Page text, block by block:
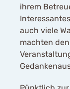
ihrem
auch viele
machten